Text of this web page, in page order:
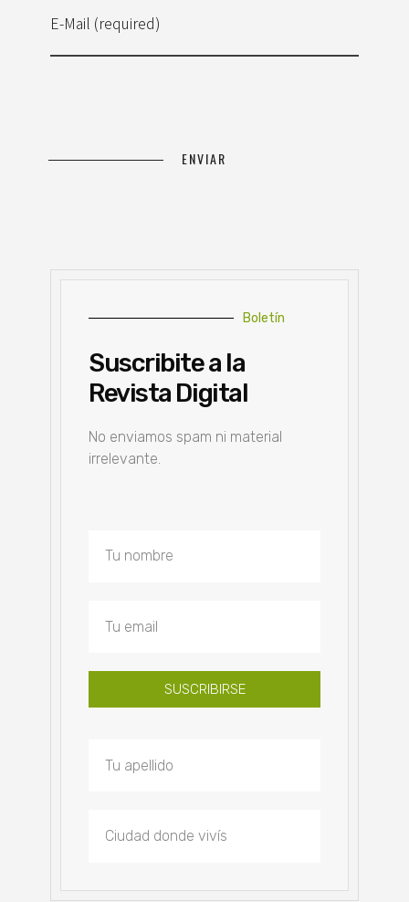
E-Mail (required)
Boletín
Suscribite a la
Revista Digital
No enviamos spam ni material
irrelevante.
SUSCRIBIRSE